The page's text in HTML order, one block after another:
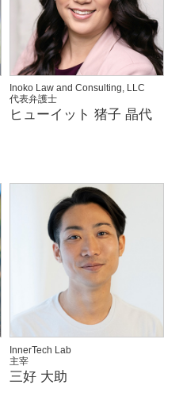
Inoko Law and Consulting, LLC
代表弁護士
ヒューイット 猪子 晶代
InnerTech Lab
主宰
三好 大助